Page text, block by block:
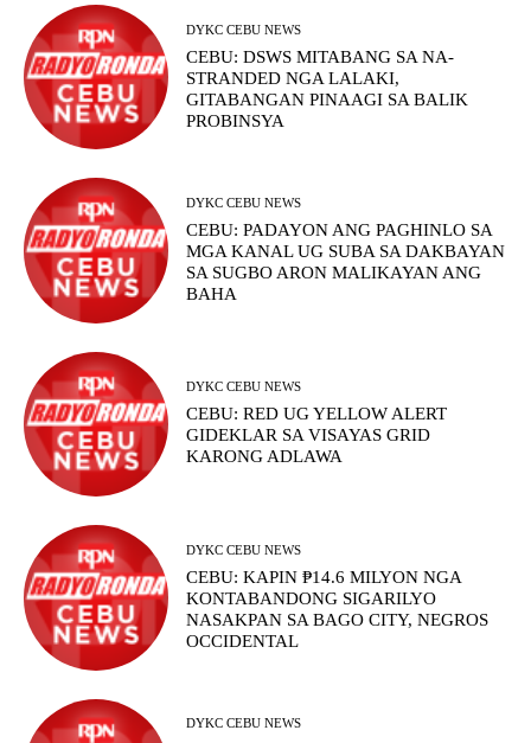
DYKC CEBU NEWS
CEBU: DSWS MITABANG SA NA-
STRANDED NGA LALAKI,
GITABANGAN PINAAGI SA BALIK
PROBINSYA
DYKC CEBU NEWS
CEBU: PADAYON ANG PAGHINLO SA
MGA KANAL UG SUBA SA DAKBAYAN
SA SUGBO ARON MALIKAYAN ANG
BAHA
DYKC CEBU NEWS
CEBU: RED UG YELLOW ALERT
GIDEKLAR SA VISAYAS GRID
KARONG ADLAWA
DYKC CEBU NEWS
CEBU: KAPIN ₱14.6 MILYON NGA
KONTABANDONG SIGARILYO
NASAKPAN SA BAGO CITY, NEGROS
OCCIDENTAL
DYKC CEBU NEWS